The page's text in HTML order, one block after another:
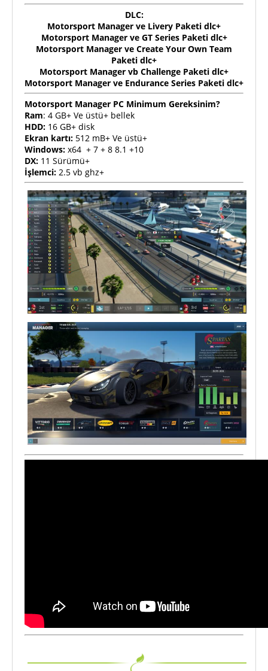
DLC:
Motorsport Manager ve Livery Paketi dlc+
Motorsport Manager ve GT Series Paketi dlc+
Motorsport Manager ve Create Your Own Team
Paketi dlc+
Motorsport Manager vb Challenge Paketi dlc+
Motorsport Manager ve Endurance Series Paketi dlc+
Motorsport Manager PC Minimum Gereksinim?
Ram: 4 GB+ Ve üstü+ bellek
HDD: 16 GB+ disk
Ekran kartı: 512 mB+ Ve üstü+
Windows: x64 + 7 + 8 8.1 +10
DX: 11 Sürümü+
İşlemci: 2.5 vb ghz+